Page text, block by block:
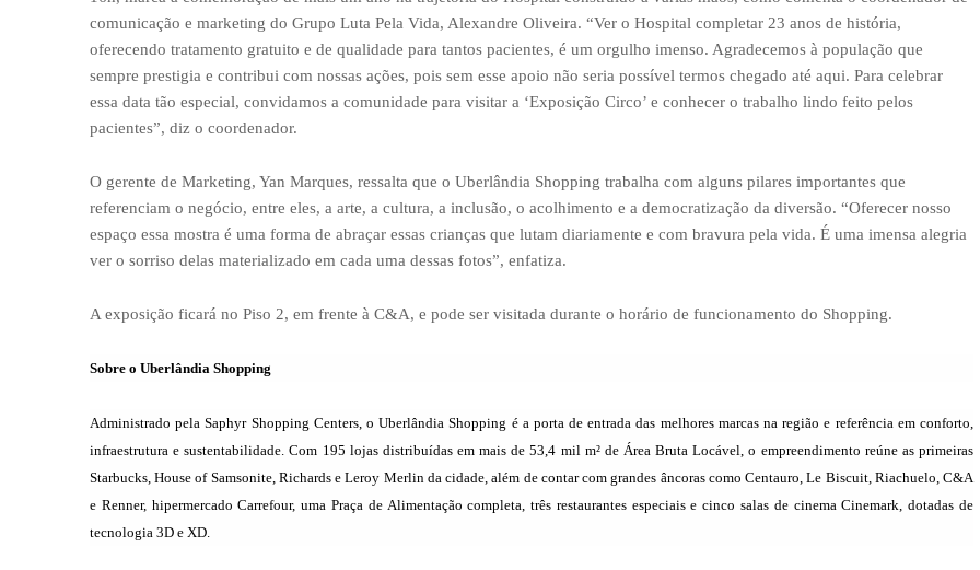
comunicação e marketing do Grupo Luta Pela Vida, Alexandre Oliveira. “Ver o Hospital completar 23 anos de história,
oferecendo tratamento gratuito e de qualidade para tantos pacientes, é um orgulho imenso. Agradecemos à população que
sempre prestigia e contribui com nossas ações, pois sem esse apoio não seria possível termos chegado até aqui. Para celebrar
essa data tão especial, convidamos a comunidade para visitar a ‘Exposição Circo’ e conhecer o trabalho lindo feito pelos
pacientes”, diz o coordenador.
O gerente de Marketing, Yan Marques, ressalta que o Uberlândia Shopping trabalha com alguns pilares importantes que
referenciam o negócio, entre eles, a arte, a cultura, a inclusão, o acolhimento e a democratização da diversão. “Oferecer nosso
espaço essa mostra é uma forma de abraçar essas crianças que lutam diariamente e com bravura pela vida. É uma imensa alegria
ver o sorriso delas materializado em cada uma dessas fotos”, enfatiza.
A exposição ficará no Piso 2, em frente à C&A, e pode ser visitada durante o horário de funcionamento do Shopping.
Sobre o Uberlândia Shopping
Administrado pela Saphyr Shopping Centers, o Uberlândia Shopping é a porta de entrada das melhores marcas na região e referência em conforto,
infraestrutura e sustentabilidade. Com 195 lojas distribuídas em mais de 53,4 mil m² de Área Bruta Locável, o empreendimento reúne as primeiras
Starbucks, House of Samsonite, Richards e Leroy Merlin da cidade, além de contar com grandes âncoras como Centauro, Le Biscuit, Riachuelo, C&A
e Renner, hipermercado Carrefour, uma Praça de Alimentação completa, três restaurantes especiais e cinco salas de cinema Cinemark, dotadas de
tecnologia 3D e XD.